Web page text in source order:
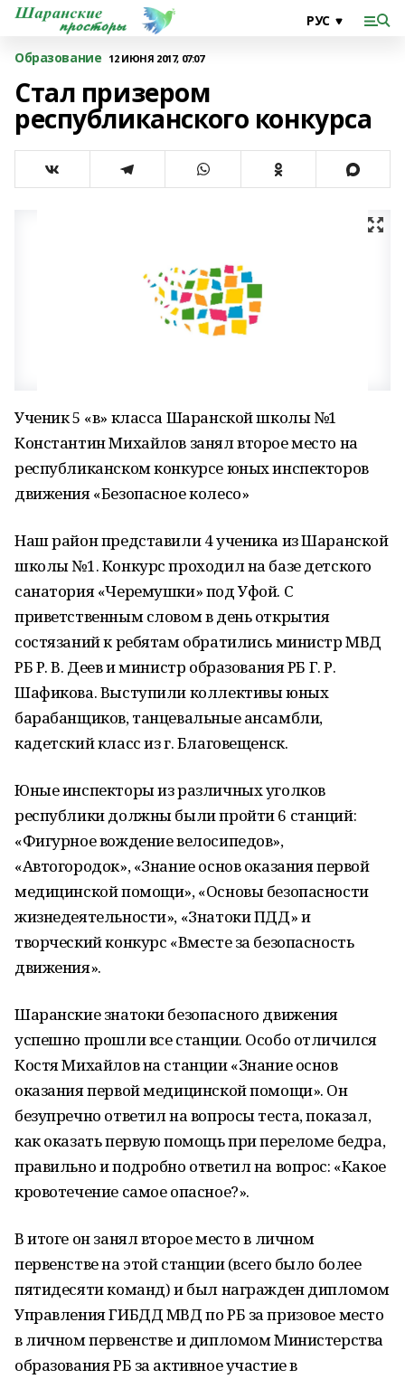
Образование 12 ИЮНЯ 2017, 07:07
Стал призером
республиканского конкурса
Ученик 5 «в» класса Шаранской школы №1
Константин Михайлов занял второе место на
республиканском конкурсе юных инспекторов
движения «Безопасное колесо»
Наш район представили 4 ученика из Шаранской
школы №1. Конкурс проходил на базе детского
санатория «Черемушки» под Уфой. С
приветственным словом в день открытия
состязаний к ребятам обратились министр МВД
РБ Р. В. Деев и министр образования РБ Г. Р.
Шафикова. Выступили коллективы юных
барабанщиков, танцевальные ансамбли,
кадетский класс из г. Благовещенск.
Юные инспекторы из различных уголков
республики должны были пройти 6 станций:
«Фигурное вождение велосипедов»,
«Автогородок», «Знание основ оказания первой
медицинской помощи», «Основы безопасности
жизнедеятельности», «Знатоки ПДД» и
творческий конкурс «Вместе за безопасность
движения».
Шаранские знатоки безопасного движения
успешно прошли все станции. Особо отличился
Костя Михайлов на станции «Знание основ
оказания первой медицинской помощи». Он
безупречно ответил на вопросы теста, показал,
как оказать первую помощь при переломе бедра,
правильно и подробно ответил на вопрос: «Какое
кровотечение самое опасное?».
В итоге он занял второе место в личном
первенстве на этой станции (всего было более
пятидесяти команд) и был награжден дипломом
Управления ГИБДД МВД по РБ за призовое место
в личном первенстве и дипломом Министерства
образования РБ за активное участие в